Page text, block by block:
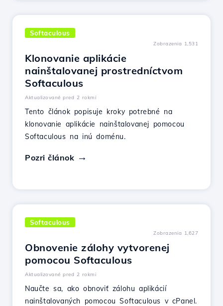
Softaculous
Zobrazenia 1,531
Klonovanie aplikácie
nainštalovanej prostredníctvom
Softaculous
Aktualizované pred 2 rokmi
Tento článok popisuje kroky potrebné na
klonovanie aplikácie nainštalovanej pomocou
Softaculous na inú doménu.
Pozri článok
Softaculous
Zobrazenia 1,627
Obnovenie zálohy vytvorenej
pomocou Softaculous
Aktualizované pred 2 rokmi
Naučte sa, ako obnoviť zálohu aplikácií
nainštalovaných pomocou Softaculous v cPanel.